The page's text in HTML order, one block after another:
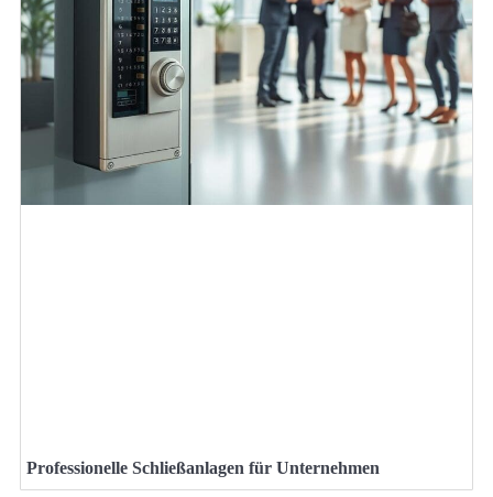
Professionelle Schließanlagen für Unternehmen